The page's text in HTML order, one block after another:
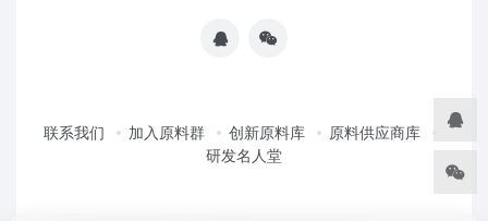
联系我们 加入原料群 创新原料库
原料供应商库
研发名人堂